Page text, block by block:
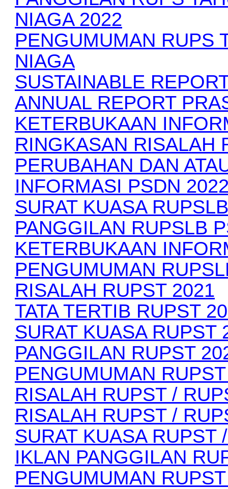
NIAGA 2022
PENGUMUMAN RUPS
NIAGA
SUSTAINABLE
ANNUAL REPORT
KETERBUKAAN
RINGKASAN RISALAH
PERUBAHAN DAN
INFORMASI PSDN
SURAT KUASA
PANGGILAN RUPSLB
KETERBUKAAN
PENGUMUMAN
RISALAH RUPST 2021
TATA TERTIB RUPST
SURAT KUASA RUPST
PANGGILAN RUPST
PENGUMUMAN
RISALAH RUPST /
RISALAH RUPST /
SURAT KUASA RUPST
IKLAN PANGGILAN
PENGUMUMAN